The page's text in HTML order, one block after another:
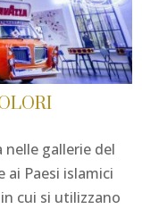
gallerie del
ai Paesi islamici
cui si utilizzano